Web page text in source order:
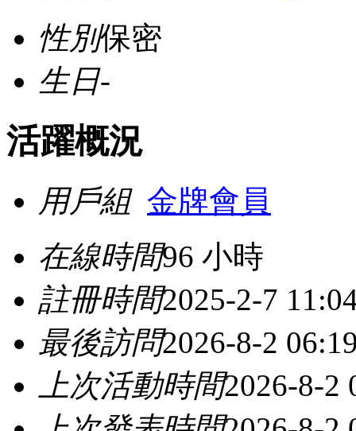
性別保密
生日-
活躍概況
用戶組 金牌會員
在線時間96 小時
註冊時間2025-2-7
最後訪問2026-8-2
上次活動時間2026-8-2